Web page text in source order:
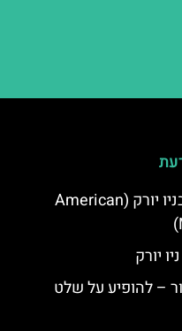
מוזיאון ההיסטוריה של הטבע בניו יורק (American
יורק
– להופיע על שלט